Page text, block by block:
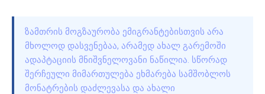
ᲖᲐᲛᲗᲠᲘᲡ ᲛᲝᲒᲖᲐᲣᲠᲝᲑᲐ ᲔᲛᲘᲒᲠᲐᲜᲢᲔᲑᲘᲡᲗᲕᲘᲡ ᲐᲠᲐ
ᲛᲮᲝᲚᲝᲓ ᲓᲐᲡᲕᲔᲜᲔᲑᲐᲐ, ᲐᲠᲐᲛᲔᲓ ᲐᲮᲐᲚ ᲒᲐᲠᲔᲛᲝᲨᲘ
ᲐᲓᲐᲞᲢᲐᲪᲘᲘᲡ ᲛᲜᲘᲨᲕᲜᲔᲚᲝᲕᲐᲜᲘ ᲜᲐᲬᲘᲚᲘᲐ. ᲡᲬᲝᲠᲐᲓ
ᲨᲔᲠᲩᲔᲣᲚᲘ ᲛᲘᲛᲐᲠᲗᲣᲚᲔᲑᲐ ᲔᲮᲛᲐᲠᲔᲑᲐ ᲡᲐᲛᲨᲝᲑᲚᲝᲡ
ᲛᲝᲜᲐᲢᲠᲔᲑᲘᲡ ᲓᲐᲫᲚᲔᲕᲐᲡᲐ ᲓᲐ ᲐᲮᲐᲚᲘ